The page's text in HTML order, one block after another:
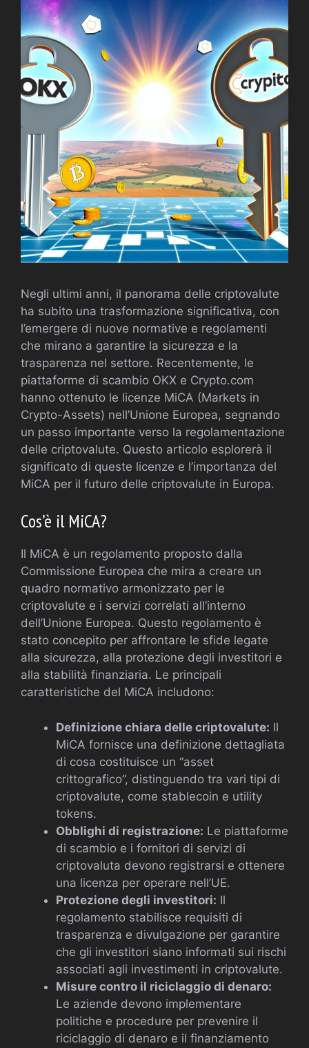
Negli ultimi anni, il panorama delle criptovalute
ha subito una trasformazione significativa, con
l’emergere di nuove normative e regolamenti
che mirano a garantire la sicurezza e la
trasparenza nel settore. Recentemente, le
piattaforme di scambio OKX e Crypto.com
hanno ottenuto le licenze MiCA (Markets in
Crypto-Assets) nell’Unione Europea, segnando
un passo importante verso la regolamentazione
delle criptovalute. Questo articolo esplorerà il
significato di queste licenze e l’importanza del
MiCA per il futuro delle criptovalute in Europa.
Cos’è il MiCA?
Il MiCA è un regolamento proposto dalla
Commissione Europea che mira a creare un
quadro normativo armonizzato per le
criptovalute e i servizi correlati all’interno
dell’Unione Europea. Questo regolamento è
stato concepito per affrontare le sfide legate
alla sicurezza, alla protezione degli investitori e
alla stabilità finanziaria. Le principali
caratteristiche del MiCA includono:
Definizione chiara delle criptovalute: Il
MiCA fornisce una definizione dettagliata
di cosa costituisce un “asset
crittografico”, distinguendo tra vari tipi di
criptovalute, come stablecoin e utility
tokens.
Obblighi di registrazione: Le piattaforme
di scambio e i fornitori di servizi di
criptovaluta devono registrarsi e ottenere
una licenza per operare nell’UE.
Protezione degli investitori: Il
regolamento stabilisce requisiti di
trasparenza e divulgazione per garantire
che gli investitori siano informati sui rischi
associati agli investimenti in criptovalute.
Misure contro il riciclaggio di denaro:
Le aziende devono implementare
politiche e procedure per prevenire il
riciclaggio di denaro e il finanziamento